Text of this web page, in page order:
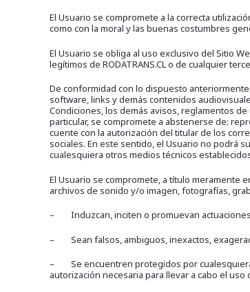
El Usuario se compromete a la correcta
como con la moral y las buenas costumbres
El Usuario se obliga al uso exclusivo del Sitio
legítimos de RODATRANS.CL o de cualquier
De conformidad con lo dispuesto
software, links y demás contenidos
Condiciones, los demás avisos, reglamentos
particular, se compromete a abstenerse de:
cuente con la autorización del titular de los
sociales. En este sentido, el Usuario no podrá
cualesquiera otros medios técnicos
El Usuario se compromete, a título meramente
archivos de sonido y/o imagen, fotografías,
– Induzcan, inciten o promuevan actuaciones
– Sean falsos, ambiguos, inexactos,
– Se encuentren protegidos por cualesquiera
autorización necesaria para llevar a cabo el